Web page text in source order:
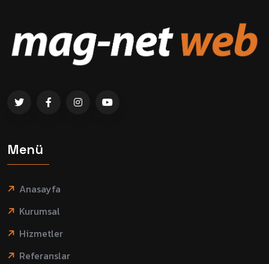
Menü
Anasayfa
Kurumsal
Hizmetler
Referanslar